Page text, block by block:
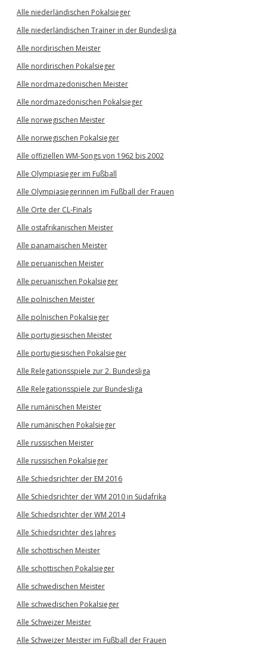
Alle niederländischen Pokalsieger
Alle niederländischen Trainer in der Bundesliga
Alle nordirischen Meister
Alle nordirischen Pokalsieger
Alle nordmazedonischen Meister
Alle nordmazedonischen Pokalsieger
Alle norwegischen Meister
Alle norwegischen Pokalsieger
Alle offiziellen WM-Songs von 1962 bis 2002
Alle Olympiasieger im Fußball
Alle Olympiasiegerinnen im Fußball der Frauen
Alle Orte der CL-Finals
Alle ostafrikanischen Meister
Alle panamaischen Meister
Alle peruanischen Meister
Alle peruanischen Pokalsieger
Alle polnischen Meister
Alle polnischen Pokalsieger
Alle portugiesischen Meister
Alle portugiesischen Pokalsieger
Alle Relegationsspiele zur 2. Bundesliga
Alle Relegationsspiele zur Bundesliga
Alle rumänischen Meister
Alle rumänischen Pokalsieger
Alle russischen Meister
Alle russischen Pokalsieger
Alle Schiedsrichter der EM 2016
Alle Schiedsrichter der WM 2010 in Südafrika
Alle Schiedsrichter der WM 2014
Alle Schiedsrichter des Jahres
Alle schottischen Meister
Alle schottischen Pokalsieger
Alle schwedischen Meister
Alle schwedischen Pokalsieger
Alle Schweizer Meister
Alle Schweizer Meister im Fußball der Frauen